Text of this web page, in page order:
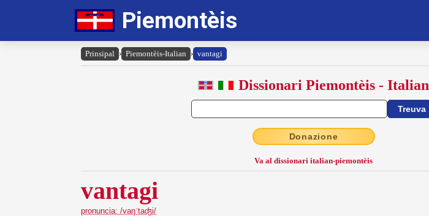
Piemontèis
Prinsipal › Piemontèis-Italian › vantagi
Dissionari Piemontèis - Italian
Donazione
Va al dissionari italian-piemontèis
vantagi
pronuncia: /vaŋˈtaʤi/